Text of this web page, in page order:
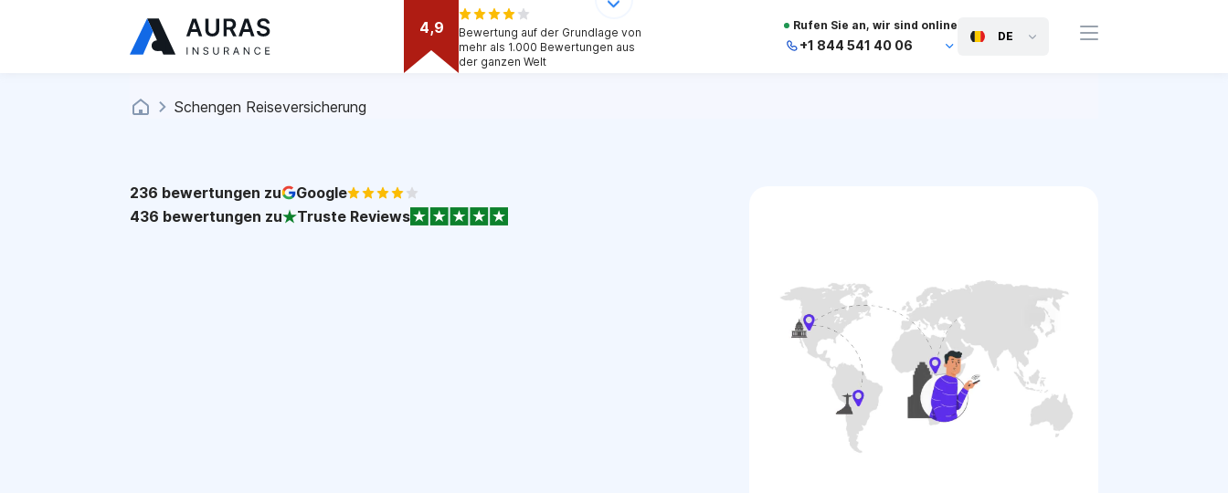
4,9
Bewertung auf der Grundlage von
mehr als 1.000 Bewertungen aus
der ganzen Welt
Rufen Sie an, wir sind online
+1 844 541 40 06
DE
Schengen Reiseversicherung
236 bewertungen zu
Google
436 bewertungen zu Truste Reviews